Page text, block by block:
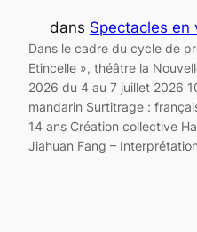
dans Spectacles en
Dans le cadre du cycle de
Etincelle », théâtre la
2026 du 4 au 7 juillet 2026
mandarin Surtitrage :
14 ans Création collective
Jiahuan Fang –